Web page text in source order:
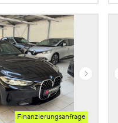
Finanzierungsanfrage